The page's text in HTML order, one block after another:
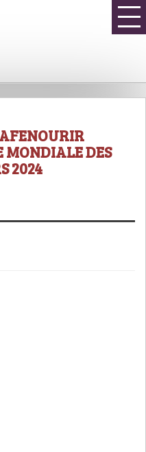
MONDIALE DES
2024